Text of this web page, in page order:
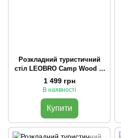
Розкладний туристичний
стіл LEOBRO Camp Wood M
(LB-1065)
1 499 грн
В наявності
Купити